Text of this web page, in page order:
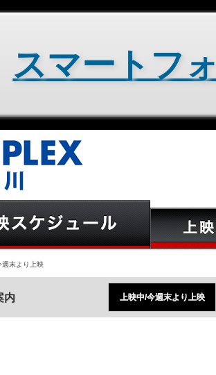
週末より上映
内 上映中/今週末より上映